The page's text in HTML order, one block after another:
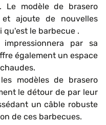
Le modèle de brasero
ajoute de nouvelles
le barbecue .
par sa
également un espace
modèles de brasero
le détour de par leur
un câble robuste
de ces barbecues.